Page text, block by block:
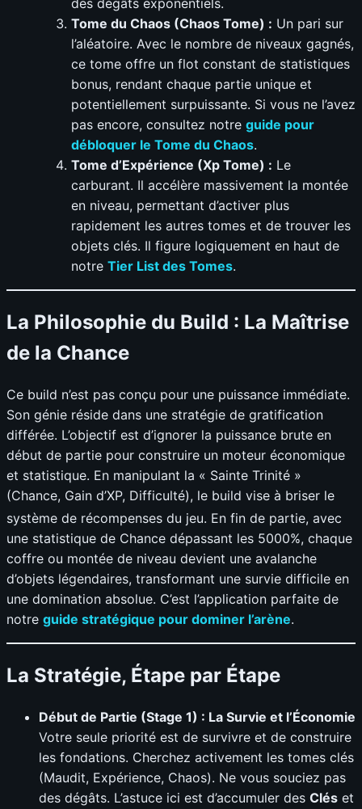
des dégâts exponentiels.
Tome du Chaos (Chaos Tome) : Un pari sur
l’aléatoire. Avec le nombre de niveaux gagnés,
ce tome offre un flot constant de statistiques
bonus, rendant chaque partie unique et
potentiellement surpuissante. Si vous ne l’avez
pas encore, consultez notre guide pour
débloquer le Tome du Chaos.
Tome d’Expérience (Xp Tome) : Le
carburant. Il accélère massivement la montée
en niveau, permettant d’activer plus
rapidement les autres tomes et de trouver les
objets clés. Il figure logiquement en haut de
notre Tier List des Tomes.
La Philosophie du Build : La Maîtrise
de la Chance
Ce build n’est pas conçu pour une puissance immédiate.
Son génie réside dans une stratégie de gratification
différée. L’objectif est d’ignorer la puissance brute en
début de partie pour construire un moteur économique
et statistique. En manipulant la « Sainte Trinité »
(Chance, Gain d’XP, Difficulté), le build vise à briser le
système de récompenses du jeu. En fin de partie, avec
une statistique de Chance dépassant les 5000%, chaque
coffre ou montée de niveau devient une avalanche
d’objets légendaires, transformant une survie difficile en
une domination absolue. C’est l’application parfaite de
notre guide stratégique pour dominer l’arène.
La Stratégie, Étape par Étape
Début de Partie (Stage 1) : La Survie et l’Économie
Votre seule priorité est de survivre et de construire
les fondations. Cherchez activement les tomes clés
(Maudit, Expérience, Chaos). Ne vous souciez pas
des dégâts. L’astuce ici est d’accumuler des Clés et